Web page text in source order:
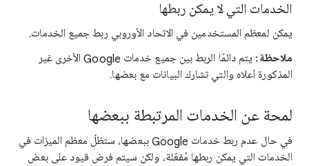
الخدمات التي لا يمكن ربطها
يمكن لمعظم المستخدمين في الاتحاد الأوروبي ربط جميع الخدمات.
ملاحظة:
يتم دائمًا الربط بين جميع خدمات Google الأخرى غير
المذكورة أعلاه والتي تشارك البيانات مع بعضها.
لمحة عن الخدمات المرتبطة ببعضها
في حال عدم ربط خدمات Google ببعضها، ستظلّ معظم الميزات في
الخدمات التي يمكن ربطها مُفعّلة، ولكن سيتم فرض قيود على بعض